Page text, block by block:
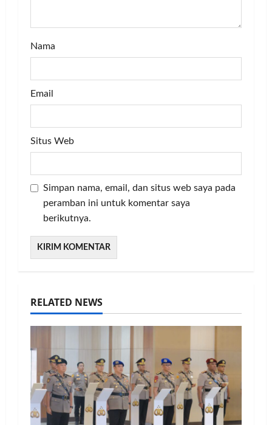
Nama
Email
Situs Web
Simpan nama, email, dan situs web saya pada
peramban ini untuk komentar saya
berikutnya.
RELATED NEWS